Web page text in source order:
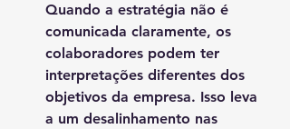
Quando a estratégia não é
comunicada claramente, os
colaboradores podem ter
interpretações diferentes dos
objetivos da empresa. Isso leva
a um desalinhamento nas